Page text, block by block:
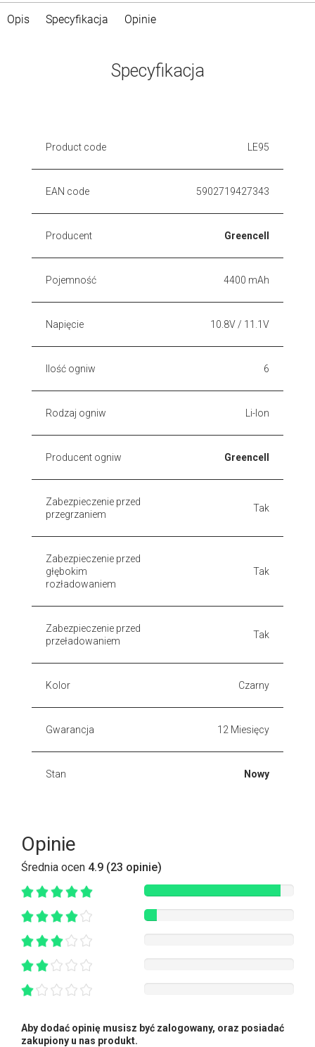
Opis Specyfikacja Opinie
Specyfikacja
Product code LE95
EAN code 5902719427343
Producent Greencell
Pojemność 4400 mAh
Napięcie 10.8V / 11.1V
Ilość ogniw 6
Rodzaj ogniw Li-Ion
Producent ogniw Greencell
Zabezpieczenie przed
przegrzaniem
Tak
Zabezpieczenie przed
głębokim
rozładowaniem
Tak
Zabezpieczenie przed
przeładowaniem
Tak
Kolor Czarny
Gwarancja 12 Miesięcy
Stan Nowy
Opinie
Średnia ocen 4.9 (23 opinie)
Aby dodać opinię musisz być zalogowany, oraz posiadać
zakupiony u nas produkt.